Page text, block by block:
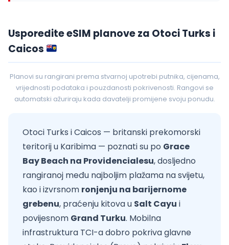
Usporedite eSIM planove za Otoci Turks i
Caicos
Planovi su rangirani prema stvarnoj upotrebi putnika, cijenama,
vrijednosti podataka i pouzdanosti pokrivenosti. Rangovi se
automatski ažuriraju kada davatelji promijene svoju ponudu.
Otoci Turks i Caicos — britanski prekomorski
teritorij u Karibima — poznati su po Grace
Bay Beach na Providencialesu, dosljedno
rangiranoj među najboljim plažama na svijetu,
kao i izvrsnom ronjenju na barijernome
grebenu, praćenju kitova u Salt Cayu i
povijesnom Grand Turku. Mobilna
infrastruktura TCI-a dobro pokriva glavne